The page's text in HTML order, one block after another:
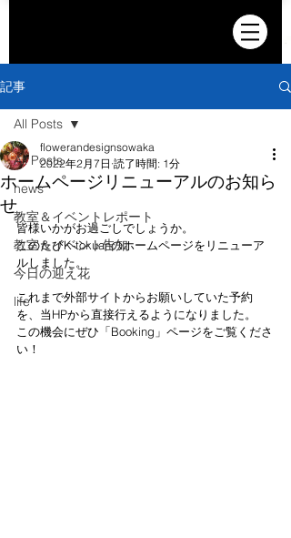
記事
All Posts
news
教室＆イベントレポート
教室＆イベント告知
今日の迎え花
life
All Posts
ホームページリニューアルのお知ら
せ
flowerandesignsowaka
2022年2月7日 読了時間: 1分
皆様いかがお過ごしでしょうか。
このたびK-tokuanのホームページをリニューア
ルしました。
これまで外部サイトからお願いしていた予約
を、当HPから直接行えるようになりました。
この機会にぜひ「Booking」ページをご覧くださ
い！